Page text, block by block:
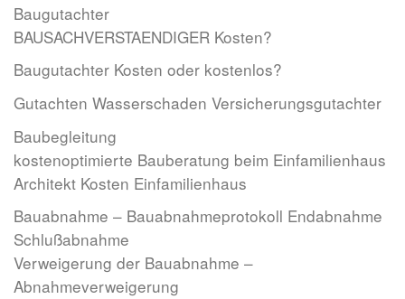
Baugutachter
BAUSACHVERSTAENDIGER Kosten?
Baugutachter Kosten oder kostenlos?
Gutachten Wasserschaden Versicherungsgutachter
Baubegleitung
kostenoptimierte Bauberatung beim Einfamilienhaus
Architekt Kosten Einfamilienhaus
Bauabnahme – Bauabnahmeprotokoll Endabnahme
Schlußabnahme
Verweigerung der Bauabnahme –
Abnahmeverweigerung